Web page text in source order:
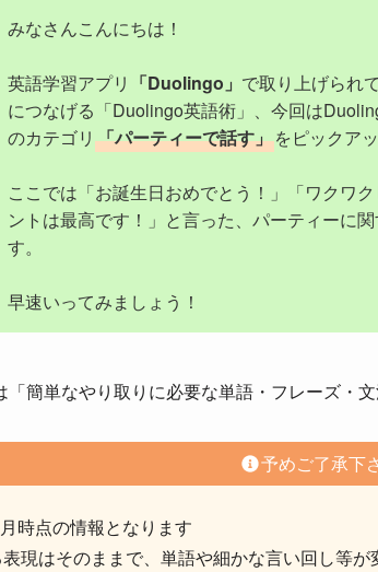
みなさんこんにちは！
英語学習アプリ 「Duolingo」 で取り上げられ
につなげる「Duolingo英語術」、今回は
のカテゴリ 「パーティーで話す」をピックア
ここでは「お誕生日おめでとう！」「ワクワ
ントは最高です！」と言った、パーティーに
す。
早速いってみましょう！
「簡単なやり取りに必要な単語・フレーズ・
予めご了承下
時点の情報となります
現はそのままで、単語や細かな言い回し等